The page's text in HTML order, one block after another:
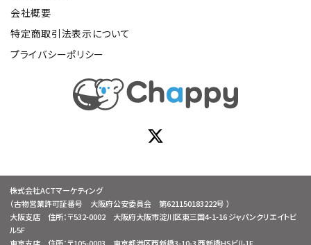
会社概要
特定商取引法表示について
プライバシーポリシー
株式会社ACTマーケティング
（古物営業許可証番号 大阪府公安委員会 第621150183222号 ）
大阪支店 住所：〒532-0002 大阪府大阪市淀川区東三国4-1-16 ジャパンクリエイトビ
ル5F